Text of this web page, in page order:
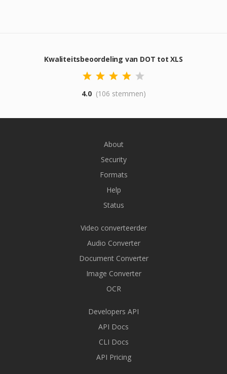
Kwaliteitsbeoordeling van DOT tot XLS
4.0 (106 stemmen)
About
Security
Formats
Help
Status
Video converteerder
Audio Converter
Document Converter
Image Converter
OCR
Developers API
API Docs
CLI Docs
API Pricing